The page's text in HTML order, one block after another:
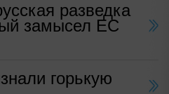
разведка
замысел ЕС
горькую